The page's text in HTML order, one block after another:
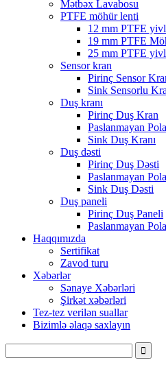
Mətbəx Lavabosu
PTFE möhür lenti
12 mm PTFE
19 mm PTFE
25 mm PTFE
Sensor kran
Pirinç Sensor
Sink Sensorlu
Duş kranı
Pirinç Duş Kran
Paslanmayan
Sink Duş Kranı
Duş dəsti
Pirinç Duş Dəsti
Paslanmayan
Sink Duş Dəsti
Duş paneli
Pirinç Duş Paneli
Paslanmayan
Haqqımızda
Sertifikat
Zavod turu
Xəbərlər
Sənaye Xəbərləri
Şirkət xəbərləri
Tez-tez verilən suallar
Bizimlə əlaqə saxlayın